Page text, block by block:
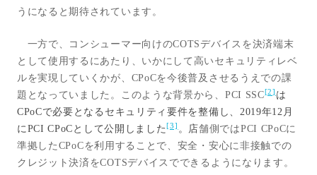
うになると期待されています。
一方で、コンシューマー向けのCOTSデバイスを決済端末
として使用するにあたり、いかにして高いセキュリティレベ
ルを実現していくかが、 CPoCを今後普及させるうえでの課
題となっていました。このような背景から、 PCI SSC[2] は
CPoCで必要となるセキュリティ要件を整備し、2019年12月
にPCI CPoCとして公開しました[3] 。店舗側ではPCI CPoCに
準拠した CPoCを利用することで、安全・安心に非接触での
クレジット決済をCOTSデバイスでできるようになります。